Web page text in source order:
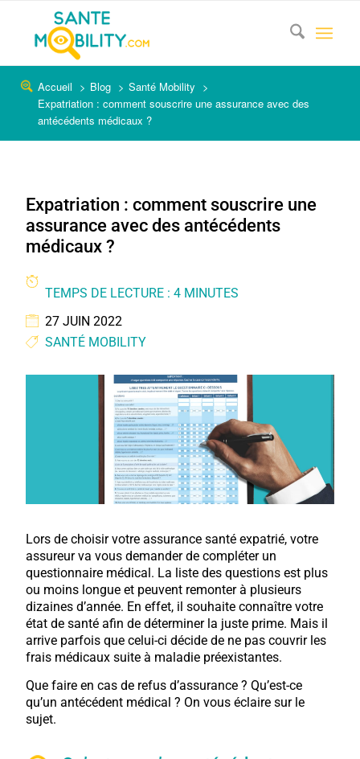
Accueil Blog
Santé Mobility
Expatriation : comment souscrire une assurance avec des
antécédents médicaux ?
Expatriation : comment souscrire une
assurance avec des antécédents
médicaux ?
TEMPS DE LECTURE : 4 MINUTES
27 JUIN 2022
SANTÉ MOBILITY
Lors de choisir votre assurance santé expatrié, votre
assureur va vous demander de compléter un
questionnaire médical. La liste des questions est plus
ou moins longue et peuvent remonter à plusieurs
dizaines d’année. En effet, il souhaite connaître votre
état de santé afin de déterminer la juste prime. Mais il
arrive parfois que celui-ci décide de ne pas couvrir les
frais médicaux suite à maladie préexistantes.
Que faire en cas de refus d’assurance ? Qu’est-ce
qu’un antécédent médical ? On vous éclaire sur le
sujet.